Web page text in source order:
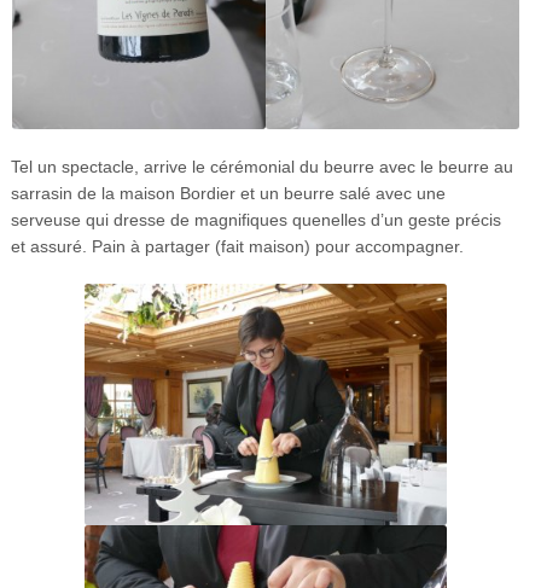
Tel un spectacle, arrive le cérémonial du beurre avec le beurre au
sarrasin de la maison Bordier et un beurre salé avec une
serveuse qui dresse de magnifiques quenelles d’un geste précis
et assuré. Pain à partager (fait maison) pour accompagner.